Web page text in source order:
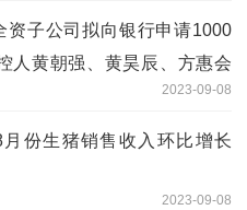
资子公司拟向银行申请1000
人黄朝强、黄昊辰、方惠会
2023-09-08
份生猪销售收入环比增长
2023-09-08